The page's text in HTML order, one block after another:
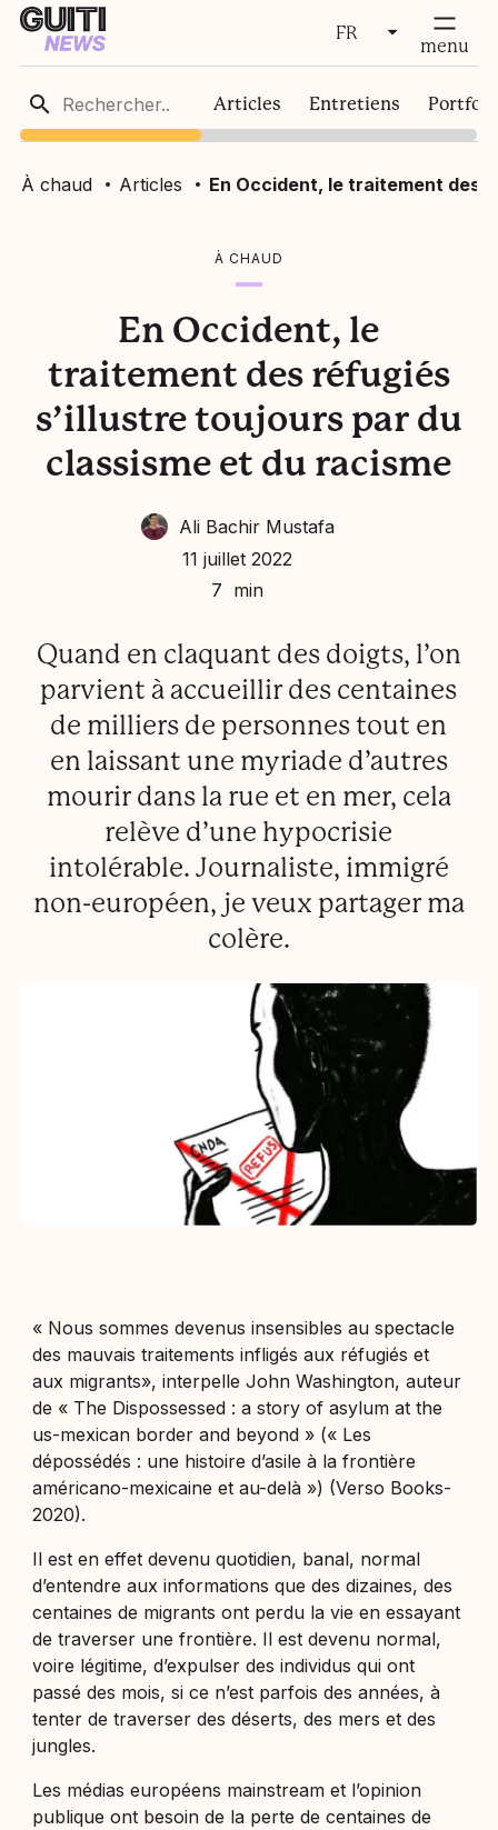
FR
FR
EN
fermer menu
Articles Entretiens
À chaud Articles En Occident, le traitement des
À CHAUD
En Occident, le
traitement des réfugiés
s’illustre toujours par du
classisme et du racisme
Ali Bachir Mustafa
11 juillet 2022
7 min
Quand en claquant des doigts, l’on
parvient à accueillir des centaines
de milliers de personnes tout en
en laissant une myriade d’autres
mourir dans la rue et en mer, cela
relève d’une hypocrisie
intolérable. Journaliste, immigré
non-européen, je veux partager ma
colère.
« Nous sommes devenus insensibles au spectacle
des mauvais traitements infligés aux réfugiés et
aux migrants», interpelle John Washington, auteur
de « The Dispossessed : a story of asylum at the
us-mexican border and beyond » (« Les
dépossédés : une histoire d’asile à la frontière
américano-mexicaine et au-delà ») (Verso Books-
2020).
Il est en effet devenu quotidien, banal, normal
d’entendre aux informations que des dizaines, des
centaines de migrants ont perdu la vie en essayant
de traverser une frontière. Il est devenu normal,
voire légitime, d’expulser des individus qui ont
passé des mois, si ce n’est parfois des années, à
tenter de traverser des déserts, des mers et des
jungles.
Les médias européens mainstream et l’opinion
publique ont besoin de la perte de centaines de